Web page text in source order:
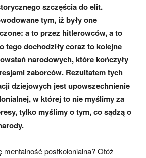
szczęścia do elit.
tym, iż były one
a to przez hitlerowców, a to
tego dochodziły coraz to kolejne
narodowych, które kończyły
zaborców. Rezultatem tych
dziejowych jest upowszechnienie
w której to nie myślimy za
tylko myślimy o tym, co sądzą o
postkolonialna? Otóż